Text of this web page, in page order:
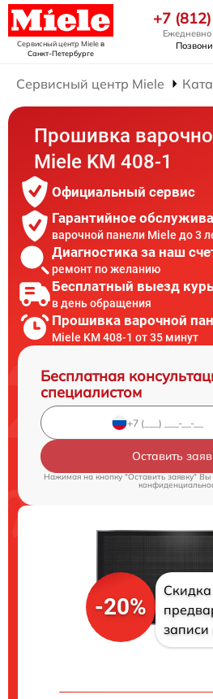
Сервисный центр Mieleв
Санкт-Петербурге
+7
Сервисный центр Miele
Прошивка
Miele KM 408-1
Официальный сервис
Гарантийное
варочной панели Miele до 3
Диагностика за наш
ремонт по желанию
Бесплатный выезд
в день обращения
Прошивка варочной
Miele KM 408-1 от 35 минут
Бесплатная
специалистом
Оставить
Нажимая на кнопку "Оставить заявку"
-20%
записи